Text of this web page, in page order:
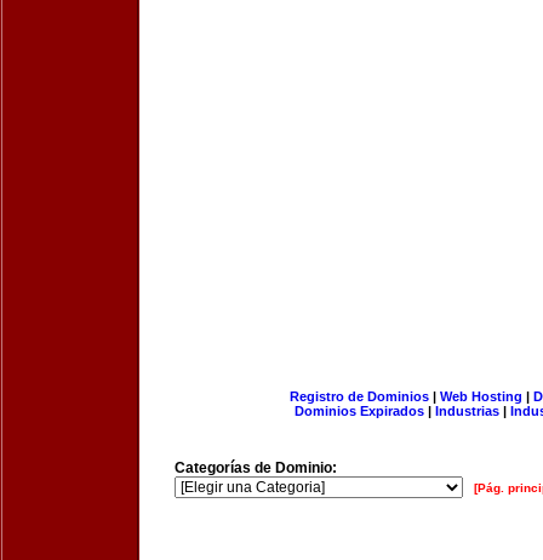
Registro de Dominios| Web Hosting |
Dominios Expirados | Industrias |
Categorías de Dominio:
[Pág.